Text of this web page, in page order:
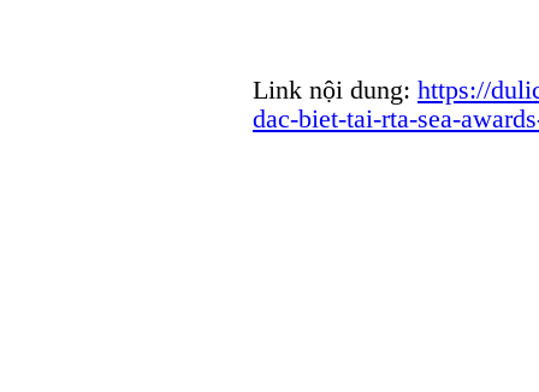
Link nội dung: https://
dac-biet-tai-rta-sea-